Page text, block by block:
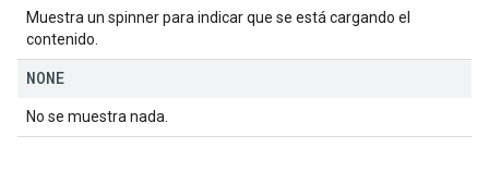
Muestra un spinner para indicar que se está cargando el
contenido.
NONE
No se muestra nada.